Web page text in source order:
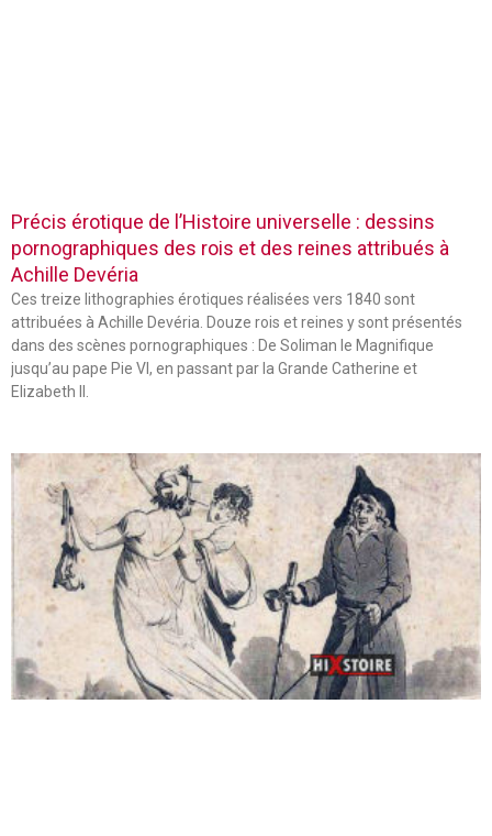
Précis érotique de l’Histoire universelle : dessins
pornographiques des rois et des reines attribués à
Achille Devéria
Ces treize lithographies érotiques réalisées vers 1840 sont
attribuées à Achille Devéria. Douze rois et reines y sont présentés
dans des scènes pornographiques : De Soliman le Magnifique
jusqu’au pape Pie VI, en passant par la Grande Catherine et
Elizabeth II.